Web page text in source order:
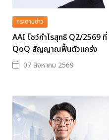
กระดานข่าว
AAI โชว์กำไรสุทธิ Q2/2569
QoQ สัญญาณฟื้นตัวแกร่ง
07 สิงหาคม 2569